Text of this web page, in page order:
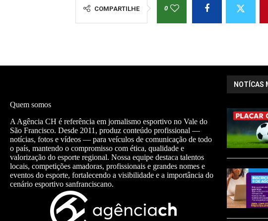
COMPARTILHE 0
Quem somos
A Agência CH é referência em jornalismo esportivo no Vale do
São Francisco. Desde 2011, produz conteúdo profissional —
notícias, fotos e vídeos — para veículos de comunicação de todo
o país, mantendo o compromisso com ética, qualidade e
valorização do esporte regional. Nossa equipe destaca talentos
locais, competições amadoras, profissionais e grandes nomes e
eventos do esporte, fortalecendo a visibilidade e a importância do
cenário esportivo sanfranciscano.
NOTÍCAS